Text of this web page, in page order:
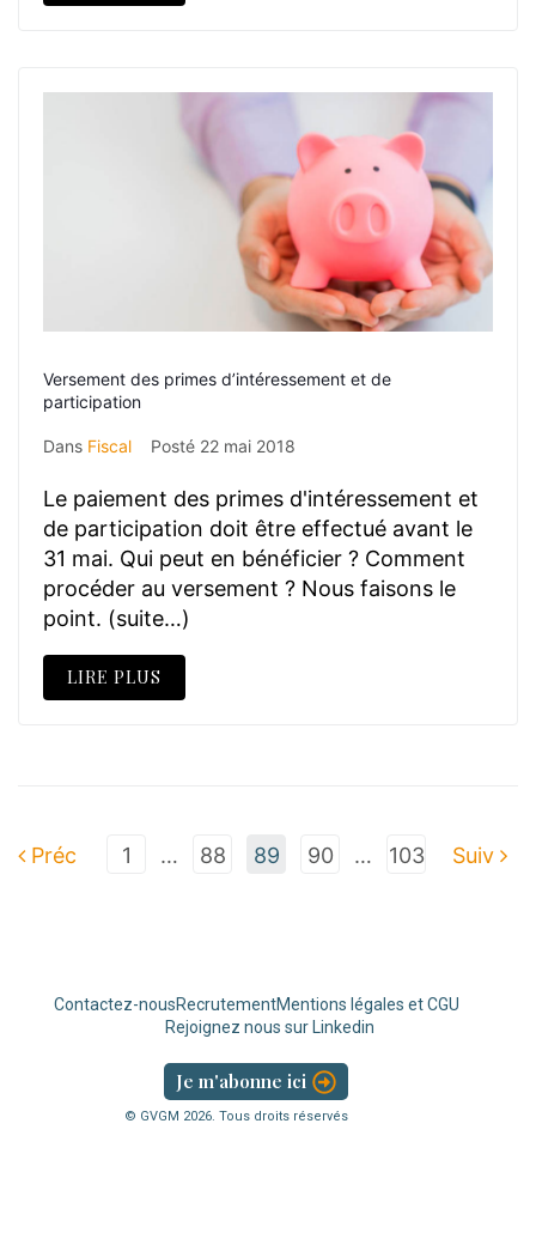
Versement des primes d’intéressement et de
participation
Dans Fiscal Posté 22 mai 2018
Le paiement des primes d'intéressement et
de participation doit être effectué avant le
31 mai. Qui peut en bénéficier ? Comment
procéder au versement ? Nous faisons le
point. (suite…)
LIRE PLUS
Préc 1 … 88 89 90 … 103 Suiv
Contactez-nousRecrutementMentions légales et CGU
Rejoignez nous sur Linkedin
Je m'abonne ici
© GVGM 2026. Tous droits réservés